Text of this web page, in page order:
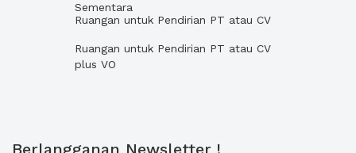
Sementara
Ruangan untuk Pendirian PT atau CV
Ruangan untuk Pendirian PT atau CV
plus VO
Berlangganan Newsletter !